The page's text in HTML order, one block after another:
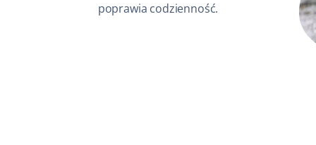
poprawia codzienność.